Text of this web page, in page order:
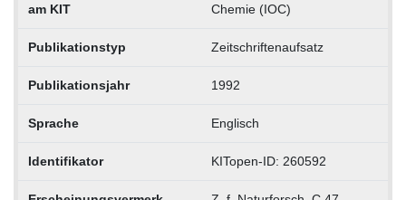
am KIT
Chemie (IOC)
Publikationstyp Zeitschriftenaufsatz
Publikationsjahr 1992
Sprache Englisch
Identifikator KITopen-ID: 260592